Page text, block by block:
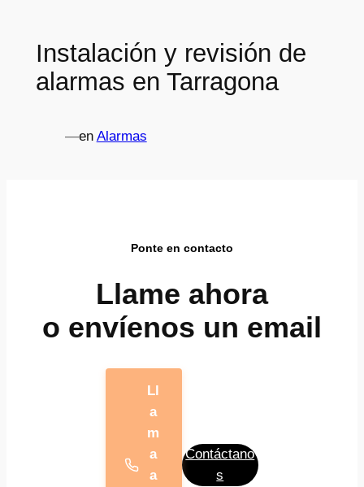
Instalación y revisión de
alarmas en Tarragona
—en Alarmas
Ponte en contacto
Llame ahora
o envíenos un email
Ll
a
m
a
a
Contáctano
s